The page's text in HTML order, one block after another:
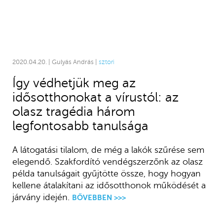
2020.04.20. | Gulyás András | sztori
Így védhetjük meg az
idősotthonokat a vírustól: az
olasz tragédia három
legfontosabb tanulsága
A látogatási tilalom, de még a lakók szűrése sem
elegendő. Szakfordító vendégszerzőnk az olasz
példa tanulságait gyűjtötte össze, hogy hogyan
kellene átalakítani az idősotthonok működését a
járvány idején. BŐVEBBEN >>>